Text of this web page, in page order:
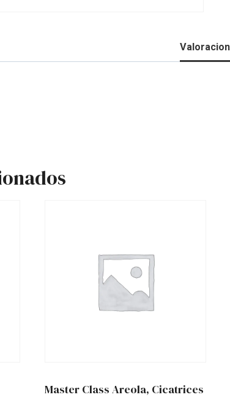
Master Class Areola, Cicatrices